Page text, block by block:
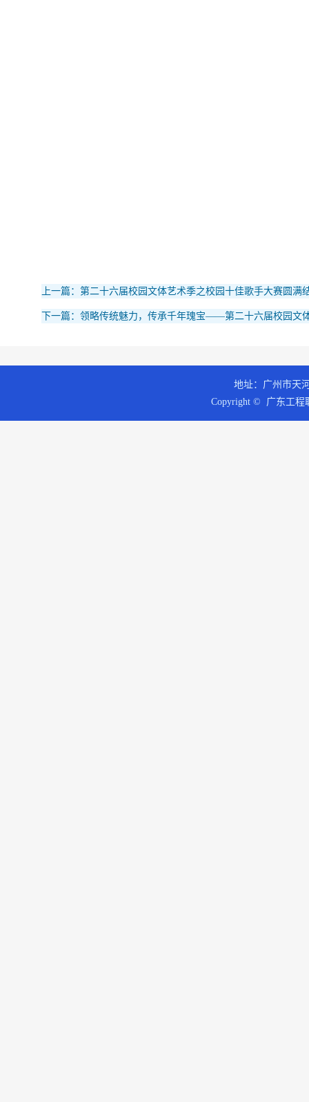
上一篇：第二十六届校园文体艺术季之校园十佳歌手大赛圆满
下一篇：领略传统魅力，传承千年瑰宝——第二十六届校园文
地址：广州市天
Copyright © 广东工程